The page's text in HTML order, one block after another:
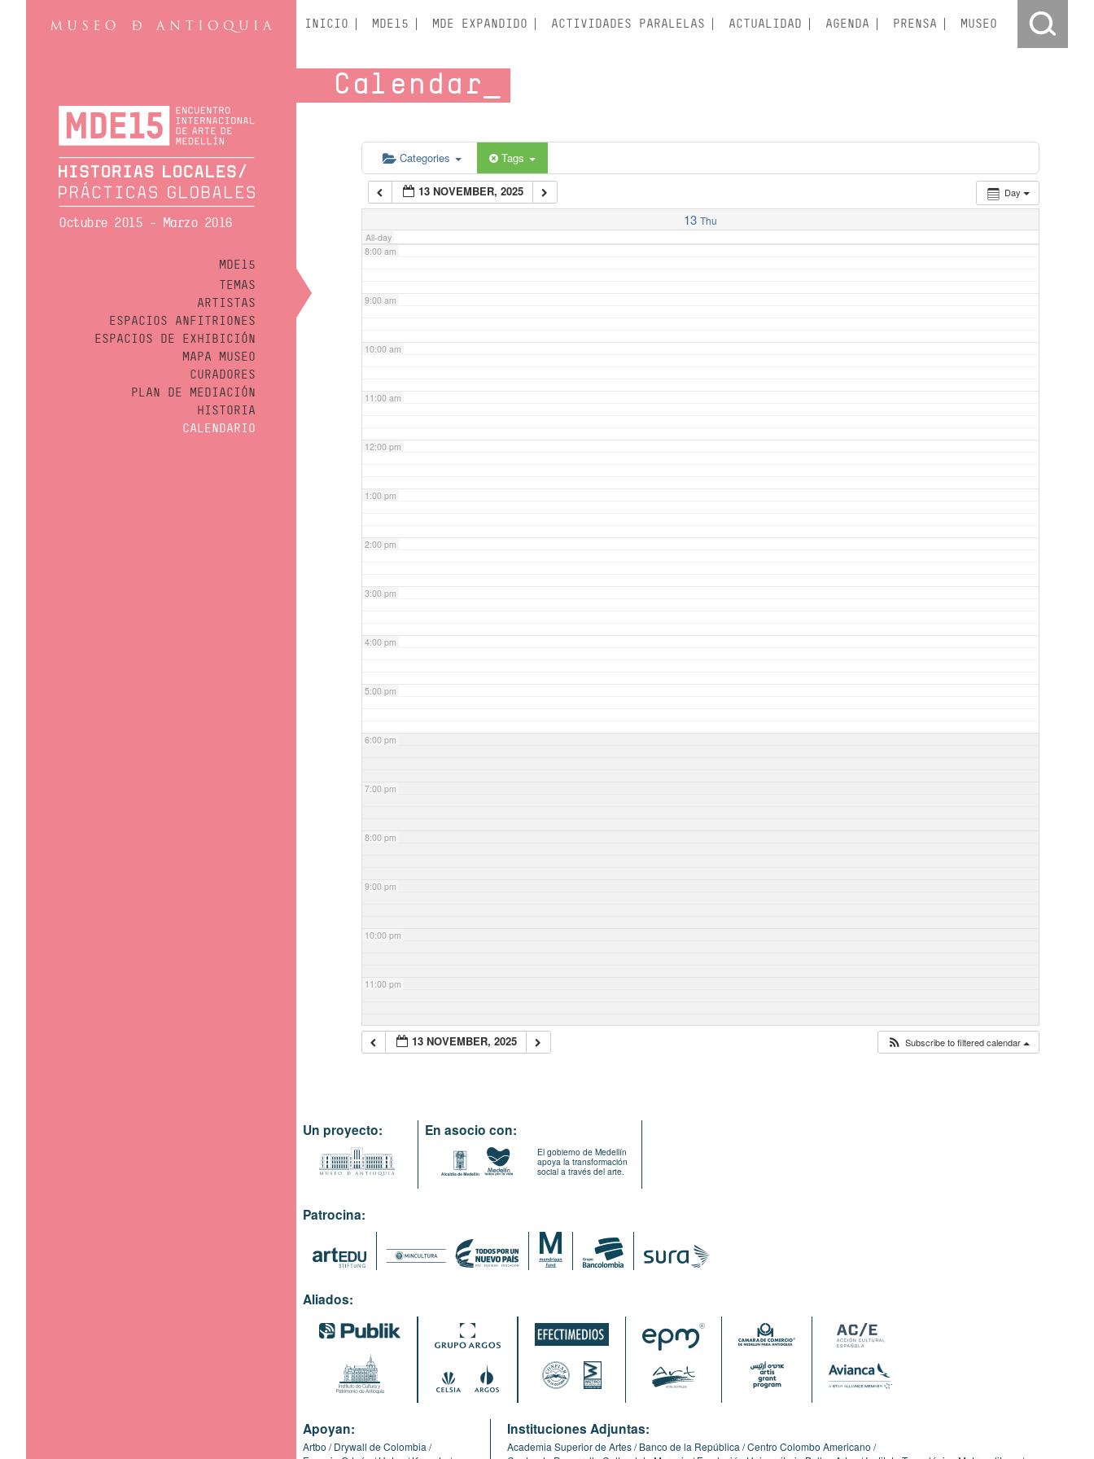
Octubre 2015 - Marzo 2016
MDE15
TEMAS
ARTISTAS
ESPACIOS ANFITRIONES
ESPACIOS DE EXHIBICIÓN
MAPA MUSEO
CURADORES
PLAN DE MEDIACIÓN
HISTORIA
CALENDARIO
INICIO MDE15 MDE EXPANDIDO ACTIVIDADES PARALELAS ACTUALIDAD AGENDA PRENSA MUSEO
Calendar
Categories Tags
Day
13 NOVEMBER, 2025
13 Thu
All-day
5:00 am
6:00 am
7:00 am
8:00 am
9:00 am
10:00 am
11:00 am
12:00 pm
1:00 pm
2:00 pm
3:00 pm
4:00 pm
5:00 pm
6:00 pm
7:00 pm
8:00 pm
9:00 pm
10:00 pm
11:00 pm
13 NOVEMBER, 2025 Subscribe to filtered calendar
Un proyecto: En asocio con:
El gobierno de Medellín
apoya la transformación
social a través del arte.
Patrocina:
Aliados:
Apoyan:
Artbo
Drywall de Colombia
Instituciones Adjuntas:
Academia Superior de Artes Banco de la República Centro Colombo Americano